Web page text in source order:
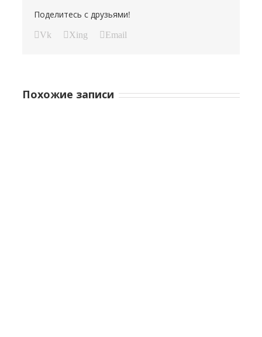
Поделитесь с друзьями!
Vk Xing Email
Похожие записи